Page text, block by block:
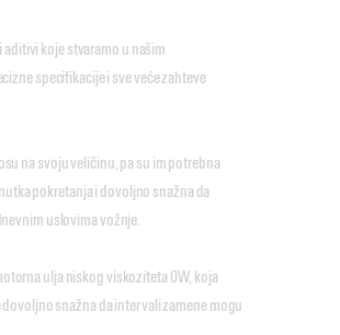
koje stvaramo u našim
specifikacije i sve veće zahteve
na svoju veličinu, pa su im potrebna
pokretanja i dovoljno snažna da
uslovima vožnje.
ulja niskog viskoziteta 0W, koja
snažna da intervali zamene mogu